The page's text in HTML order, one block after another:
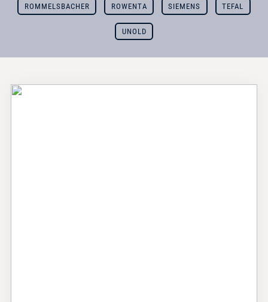
ROMMELSBACHER ROWENTA SIEMENS TEFAL
UNOLD